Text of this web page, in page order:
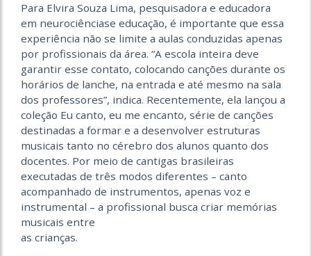
Para Elvira Souza Lima, pesquisadora e educadora
em neurociênciase educação, é importante que essa
experiência não se limite a aulas conduzidas apenas
por profissionais da área. “A escola inteira deve
garantir esse contato, colocando canções durante os
horários de lanche, na entrada e até mesmo na sala
dos professores”, indica. Recentemente, ela lançou a
coleção Eu canto, eu me encanto, série de canções
destinadas a formar e a desenvolver estruturas
musicais tanto no cérebro dos alunos quanto dos
docentes. Por meio de cantigas brasileiras
executadas de três modos diferentes – canto
acompanhado de instrumentos, apenas voz e
instrumental – a profissional busca criar memórias
musicais entre
as crianças.